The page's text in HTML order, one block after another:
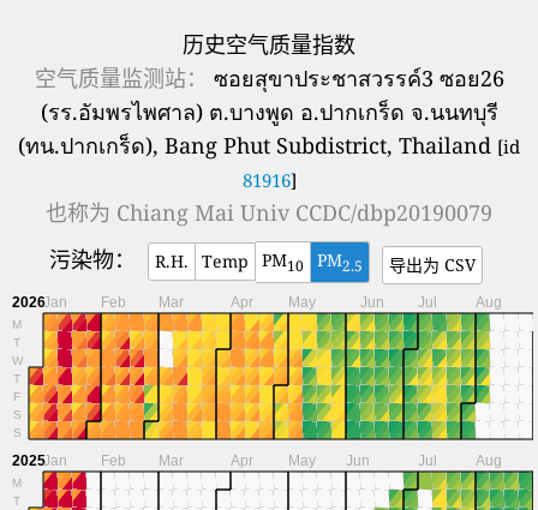
历史空气质量指数
空气质量监测站：
ซอยสุขาประชาสวรรค์3 ซอย26
(รร.อัมพรไพศาล) ต.บางพูด อ.ปากเกร็ด จ.นนทบุรี
(ทน.ปากเกร็ด), Bang Phut Subdistrict, Thailand [id
81916]
也称为 Chiang Mai Univ CCDC/dbp20190079
污染物：
R.H. Temp PM10 PM2.5 导出为 CSV
2026
M
T
W
T
F
S
S
Jan Feb Mar Apr May Jun Jul Aug
2025
M
T
Jan Feb Mar Apr May Jun Jul Aug